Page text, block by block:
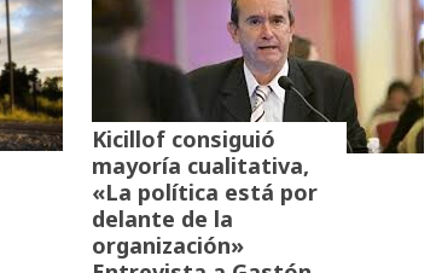
Kicillof consiguió
mayoría cualitativa,
«La política está por
delante de la
organización»